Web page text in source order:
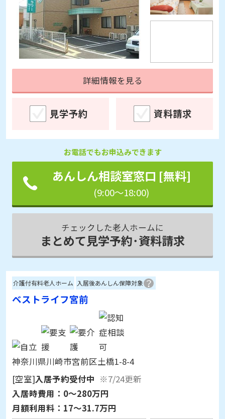
詳細情報を見る
お電話でもお申込みできます
あんしん相談室窓口 [無料]
(9:00～18:00)
チェックした老人ホームに
まとめて見学予約･資料請求
介護付有料老人ホーム 入居後あんしん保障対象
ベストライフ宮前
神奈川県川崎市宮前区土橋1-8-4
[空室]入居予約受付中 ※7/24更新
入居時費用：0～280万円
月額利用料： 17～31.7万円